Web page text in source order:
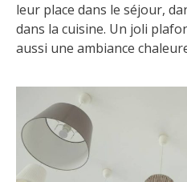
leur place dans le séjour,
dans la cuisine. Un joli
aussi une ambiance